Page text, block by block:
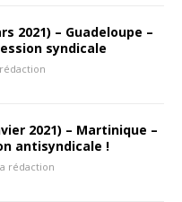
2021) – Guadeloupe –
syndicale
2021) – Martinique –
antisyndicale !
rédaction